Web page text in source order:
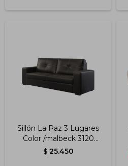
Sillón La Paz 3 Lugares
Color /malbeck 3120
Preto
$ 25.450